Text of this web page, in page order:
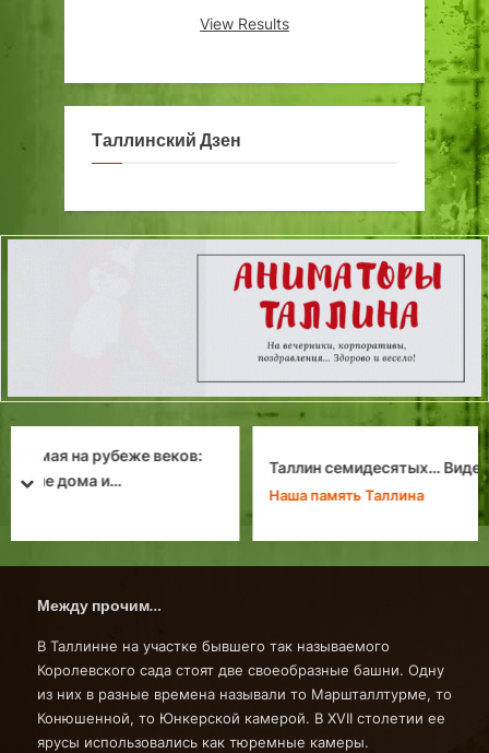
View Results
Таллинский Дзен
Таллин семидесятых… Видео оттуда…
prev
next
Между прочим…
В Таллинне на участке бывшего так называемого
Королевского сада стоят две своеобразные башни. Одну
из них в разные времена называли то Маршталлтурме, то
Конюшенной, то Юнкерской камерой. В XVII столетии ее
ярусы использовались как тюремные камеры.